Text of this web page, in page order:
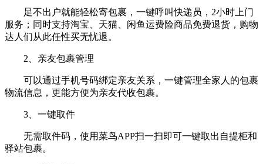
足不出户就能轻松寄包裹，一键呼叫快递员，2小时上门
服务；同时支持淘宝、天猫、闲鱼运费险商品免费退货，购物
达人们从此任性买无忧退。
2、亲友包裹管理
可以通过手机号码绑定亲友关系，一键管理全家人的包裹
物流信息，更能方便为亲友代收包裹。
3、一键取件
无需取件码，使用菜鸟APP扫一扫即可一键取出自提柜和
驿站包裹。